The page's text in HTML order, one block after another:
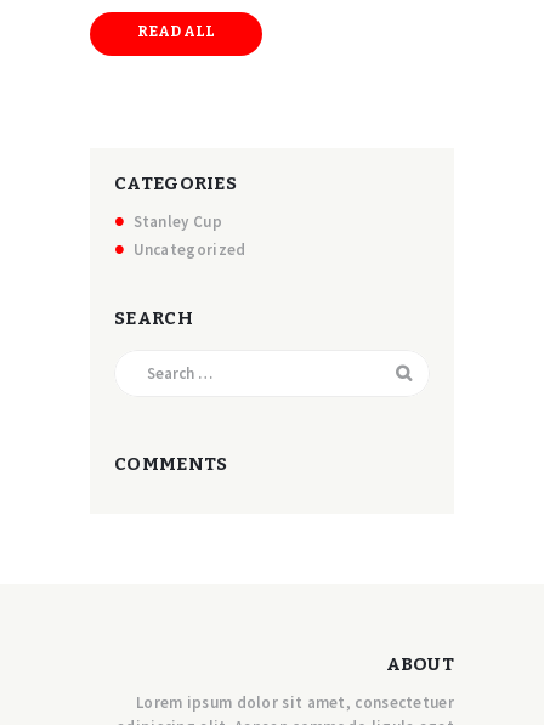
READ ALL
CATEGORIES
Stanley Cup
Uncategorized
SEARCH
COMMENTS
ABOUT
Lorem ipsum dolor sit amet, consectetuer